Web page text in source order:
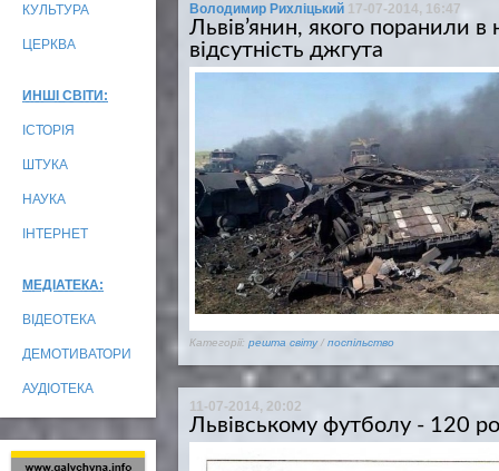
КУЛЬТУРА
ЦЕРКВА
ИНШІ СВІТИ:
ІСТОРІЯ
ШТУКА
НАУКА
ІНТЕРНЕТ
МЕДІАТЕКА:
ВІДЕОТЕКА
ДЕМОТИВАТОРИ
АУДІОТЕКА
Володимир Рихліцький 17-07-2014, 16:47
Львів’янин, якого поранили
відсутність джгута
Категорії: решта світу/ поспільство
11-07-2014, 20:02
Львівському футболу - 120